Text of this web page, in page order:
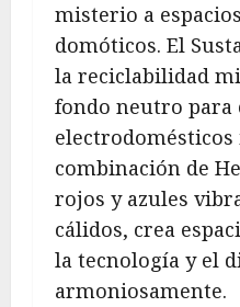
misterio a
domóticos. El
la reciclabilidad
fondo neutro para
combinación de
rojos y azules
cálidos, crea
la tecnología y el
armoniosamente.